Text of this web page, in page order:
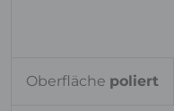
Oberfläche poliert